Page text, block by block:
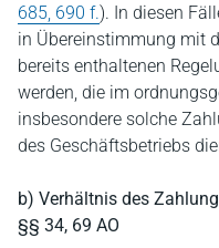
685, 690 f.). In diesen
in Übereinstimmung mit
bereits enthaltenen
werden, die im
insbesondere solche
des Geschäftsbetriebs
b) Verhältnis des
§§ 34, 69 AO